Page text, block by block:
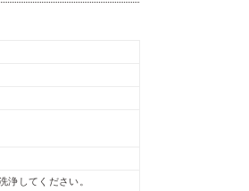
浄してください。